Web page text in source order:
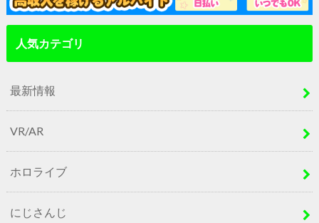
人気カテゴリ
最新情報
VR/AR
ホロライブ
にじさんじ